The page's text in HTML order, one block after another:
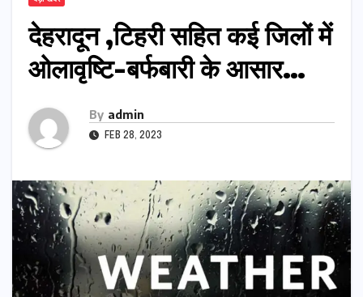
देहरादून ,टिहरी सहित कई जिलों में
ओलावृष्टि-बर्फबारी के आसार…
By admin
FEB 28, 2023